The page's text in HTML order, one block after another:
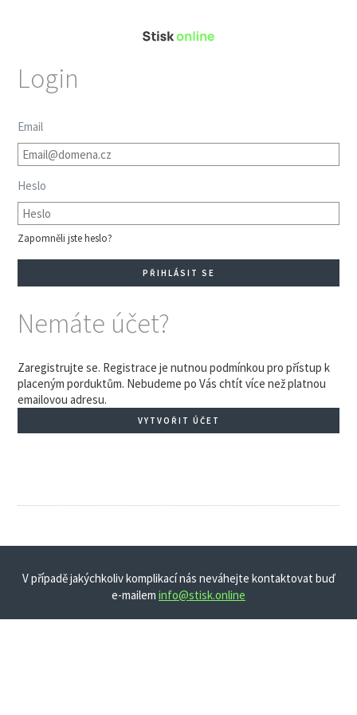
Login
Email
Heslo
Zapomněli jste heslo?
Nemáte účet?
Zaregistrujte se. Registrace je nutnou podmínkou pro přístup k
placeným porduktům. Nebudeme po Vás chtít více než platnou
emailovou adresu.
VYTVOŘIT ÚČET
V případě jakýchkoliv komplikací nás neváhejte kontaktovat buď
e-mailem info@stisk.online